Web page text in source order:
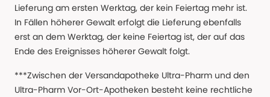
Lieferung am ersten Werktag, der kein Feiertag mehr ist.
In Fällen höherer Gewalt erfolgt die Lieferung ebenfalls
erst an dem Werktag, der keine Feiertag ist, der auf das
Ende des Ereignisses höherer Gewalt folgt.
***Zwischen der Versandapotheke Ultra-Pharm und den
Ultra-Pharm Vor-Ort-Apotheken besteht keine rechtliche